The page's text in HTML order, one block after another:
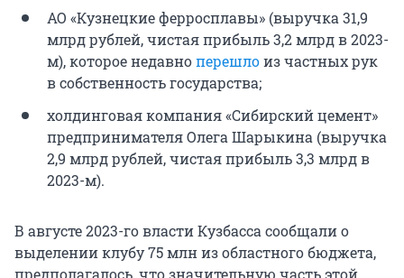
АО «Кузнецкие ферросплавы» (выручка 31,9
млрд рублей, чистая прибыль 3,2 млрд в 2023-
м), которое недавноперешлоиз частных рук
в собственность государства;
холдинговая компания «Сибирский цемент»
предпринимателя Олега Шарыкина (выручка
2,9 млрд рублей, чистая прибыль 3,3 млрд в
2023-м).
В августе 2023-го власти Кузбасса сообщали о
выделении клубу 75 млн из областного бюджета,
предполагалось, что значительную часть этой